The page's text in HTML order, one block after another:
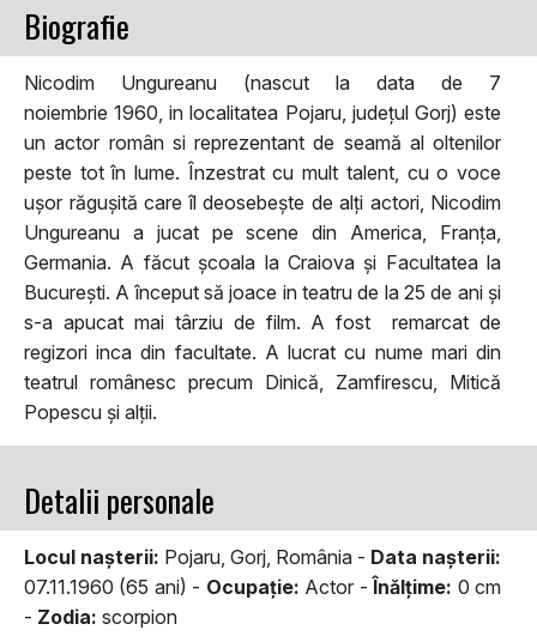
Biografie
Nicodim Ungureanu (nascut la data de 7
noiembrie 1960, in localitatea Pojaru, județul Gorj) este
un actor român si reprezentant de seamă al oltenilor
peste tot în lume. Înzestrat cu mult talent, cu o voce
ușor răgușită care îl deosebește de alți actori, Nicodim
Ungureanu a jucat pe scene din America, Franța,
Germania. A făcut școala la Craiova și Facultatea la
București. A început să joace in teatru de la 25 de ani și
s-a apucat mai târziu de film. A fost remarcat de
regizori inca din facultate. A lucrat cu nume mari din
teatrul românesc precum Dinică, Zamfirescu, Mitică
Popescu și alții.
Detalii personale
Locul naşterii: Pojaru, Gorj, România - Data naşterii:
07.11.1960 (65 ani) - Ocupaţie: Actor -Înălţime: 0 cm
- Zodia: scorpion